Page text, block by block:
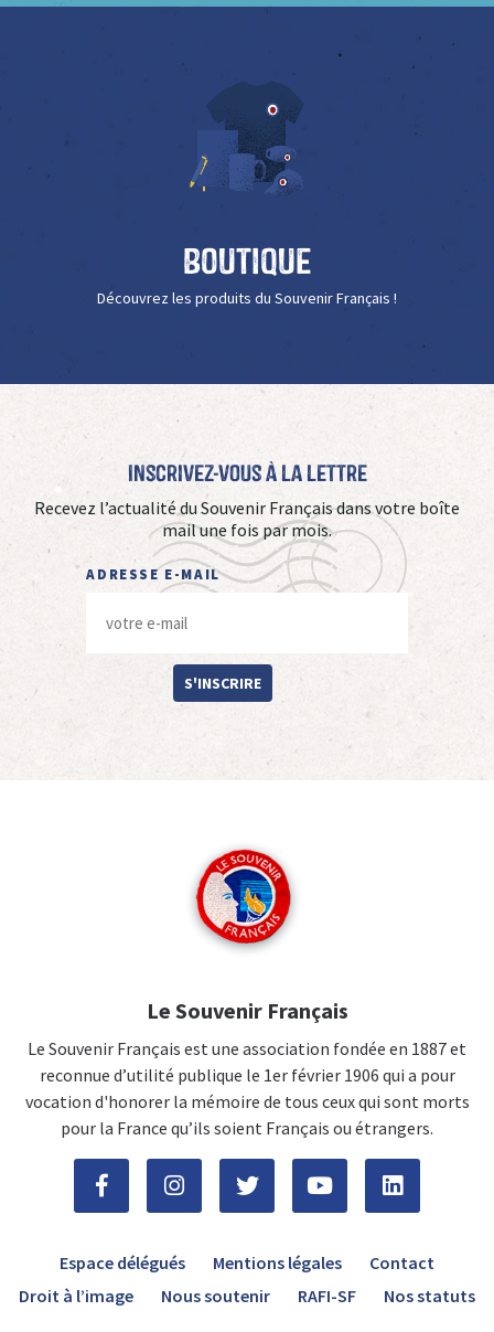
Boutique
Découvrez les produits du Souvenir Français !
Inscrivez-vous à La Lettre
Recevez l’actualité du Souvenir Français dans votre boîte
mail une fois par mois.
ADRESSE E-MAIL
S'INSCRIRE
Le Souvenir Français
Le Souvenir Français est une association fondée en 1887 et
reconnue d’utilité publique le 1er février 1906 qui a pour
vocation d'honorer la mémoire de tous ceux qui sont morts
pour la France qu’ils soient Français ou étrangers.
Espace délégués Mentions légales
Contact
Droit à l’image
Nous soutenir RAFI-SF Nos statuts